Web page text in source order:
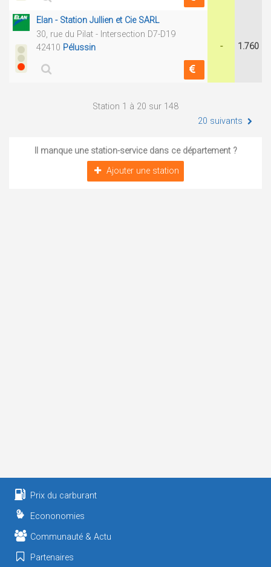
Elan - Station Jullien et Cie SARL
30, rue du Pilat - Intersection D7-D19
42410 Pélussin - 1.760
Station 1 à 20 sur 148
20 suivants
Il manque une station-service dans ce département ?
Ajouter une station
Prix du carburant
Econonomies
Communauté & Actu
Partenaires